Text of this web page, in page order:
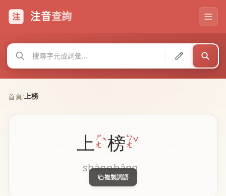
注 注音查詢
首頁/上榜
上 ㄕ
ㄤˋ
shàng
榜ㄅ
ㄤˇ
bǎng
複製詞語